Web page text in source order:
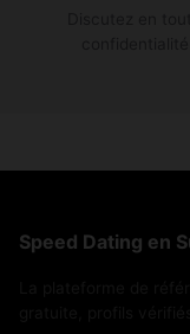
Speed Dating en